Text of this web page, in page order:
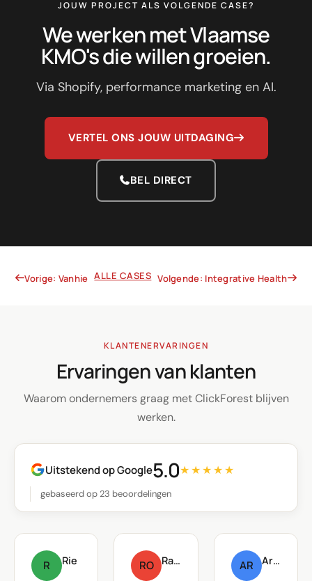
JOUW PROJECT ALS VOLGENDE CASE?
We werken met Vlaamse
KMO's die willen groeien.
Via Shopify, performance marketing en AI.
VERTEL ONS JOUW UITDAGING
BEL DIRECT
Vorige: Vanhie ALLE CASES Volgende: Integrative Health
KLANTENERVARINGEN
Ervaringen van klanten
Waarom ondernemers graag met ClickForest blijven
werken.
Uitstekend op Google5.0★★★★★
gebaseerd op 23 beoordelingen
R Rie RO Raf Oste AR Arnout Raskin